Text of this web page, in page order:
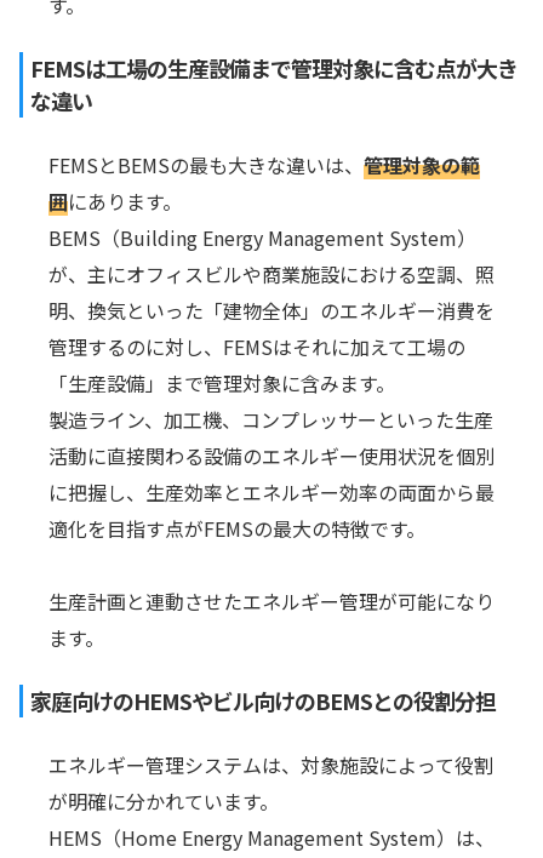
FEMSは工場の生産設備まで管理対象に含む点が大き
な違い
FEMSとBEMSの最も大きな違いは、 管理対象の範
囲にあります。
BEMS（Building Energy Management System）
が、主にオフィスビルや商業施設における空調、照
明、換気といった「建物全体」のエネルギー消費を
管理するのに対し、FEMSはそれに加えて工場の
「生産設備」まで管理対象に含みます。
製造ライン、加工機、コンプレッサーといった生産
活動に直接関わる設備のエネルギー使用状況を個別
に把握し、生産効率とエネルギー効率の両面から最
適化を目指す点がFEMSの最大の特徴です。
生産計画と連動させたエネルギー管理が可能になり
ます。
家庭向けのHEMSやビル向けのBEMSとの役割分担
エネルギー管理システムは、対象施設によって役割
が明確に分かれています。
HEMS（Home Energy Management System）は、